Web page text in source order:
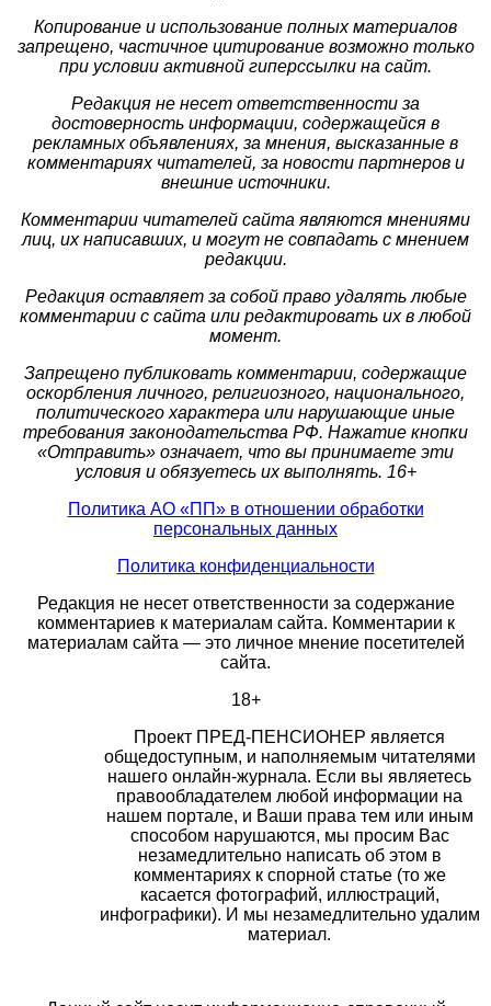
Копирование и использование полных материалов
запрещено, частичное цитирование возможно только
при условии активной гиперссылки на сайт.
Редакция не несет ответственности за
достоверность информации, содержащейся в
рекламных объявлениях, за мнения, высказанные в
комментариях читателей, за новости партнеров и
внешние источники.
Комментарии читателей сайта являются мнениями
лиц, их написавших, и могут не совпадать с мнением
редакции.
Редакция оставляет за собой право удалять любые
комментарии с сайта или редактировать их в любой
момент.
Запрещено публиковать комментарии, содержащие
оскорбления личного, религиозного, национального,
политического характера или нарушающие иные
требования законодательства РФ. Нажатие кнопки
«Отправить» означает, что вы принимаете эти
условия и обязуетесь их выполнять. 16+
Политика АО «ПП» в отношении обработки
персональных данных
Политика конфиденциальности
Редакция не несет ответственности за содержание
комментариев к материалам сайта. Комментарии к
материалам сайта — это личное мнение посетителей
сайта.
18+
Проект ПРЕД-ПЕНСИОНЕР является
общедоступным, и наполняемым читателями
нашего онлайн-журнала. Если вы являетесь
правообладателем любой информации на
нашем портале, и Ваши права тем или иным
способом нарушаются, мы просим Вас
незамедлительно написать об этом в
комментариях к спорной статье (то же
касается фотографий, иллюстраций,
инфографики). И мы незамедлительно удалим
материал.